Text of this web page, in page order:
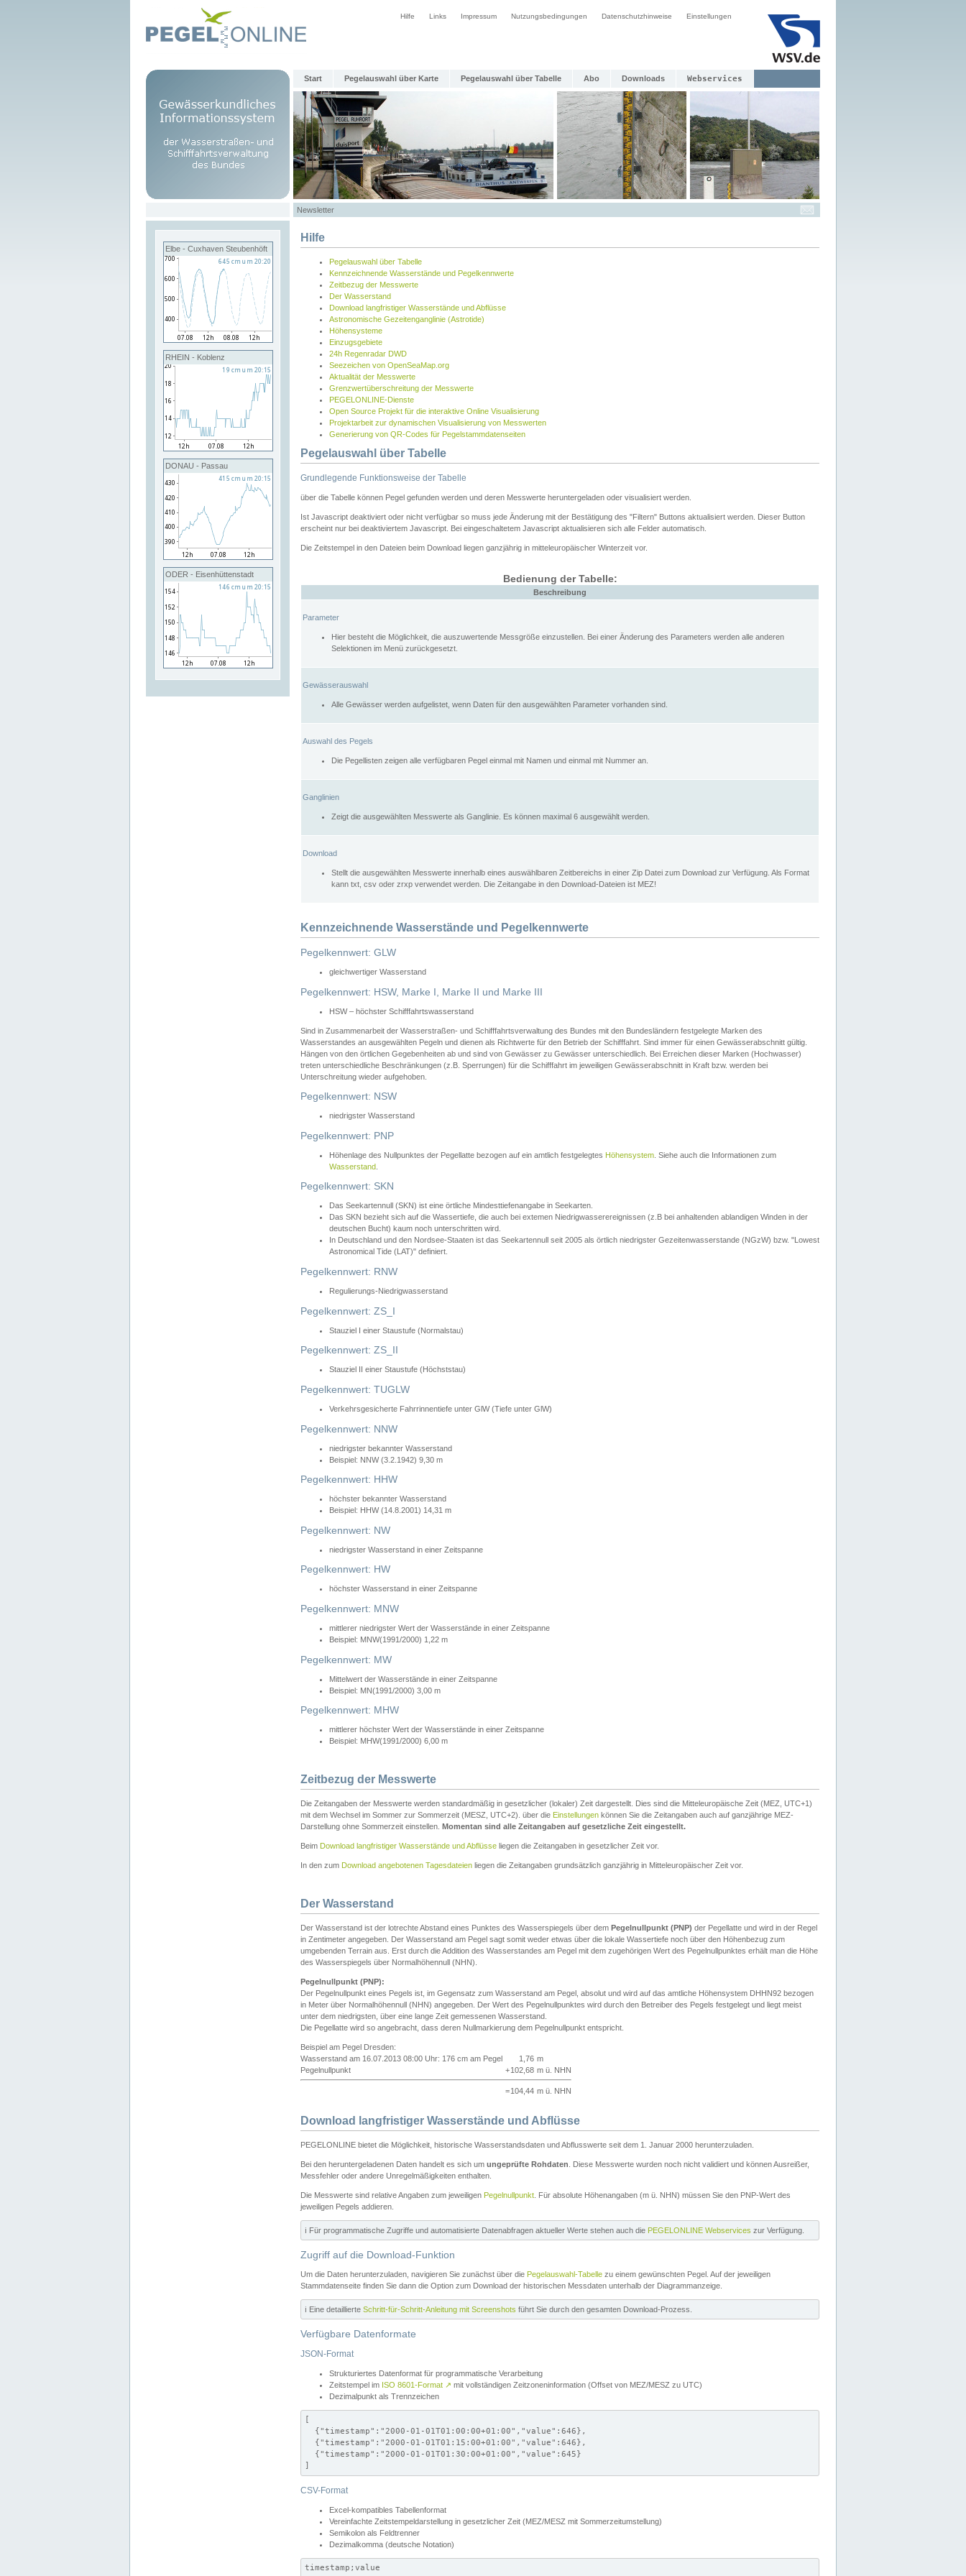
Hilfe Links Impressum Nutzungsbedingungen Datenschutzhinweise Einstellungen
Start Pegelauswahl über Karte Pegelauswahl über Tabelle Abo Downloads Webservices
Newsletter
Elbe - Cuxhaven Steubenhöft
RHEIN - Koblenz
DONAU - Passau
ODER - Eisenhüttenstadt
Hilfe
Pegelauswahl über Tabelle
Kennzeichnende Wasserstände und Pegelkennwerte
Zeitbezug der Messwerte
Der Wasserstand
Download langfristiger Wasserstände und Abflüsse
Astronomische Gezeitenganglinie (Astrotide)
Höhensysteme
Einzugsgebiete
24h Regenradar DWD
Seezeichen von OpenSeaMap.org
Aktualität der Messwerte
Grenzwertüberschreitung der Messwerte
PEGELONLINE-Dienste
Open Source Projekt für die interaktive Online Visualisierung
Projektarbeit zur dynamischen Visualisierung von Messwerten
Generierung von QR-Codes für Pegelstammdatenseiten
Pegelauswahl über Tabelle
Grundlegende Funktionsweise der Tabelle
über die Tabelle können Pegel gefunden werden und deren Messwerte heruntergeladen oder visualisiert werden.
Ist Javascript deaktiviert oder nicht verfügbar so muss jede Änderung mit der Bestätigung des "Filtern" Buttons aktualisiert werden. Dieser Button
erscheint nur bei deaktiviertem Javascript. Bei eingeschaltetem Javascript aktualisieren sich alle Felder automatisch.
Die Zeitstempel in den Dateien beim Download liegen ganzjährig in mitteleuropäischer Winterzeit vor.
Bedienung der Tabelle:
Beschreibung
Parameter
Hier besteht die Möglichkeit, die auszuwertende Messgröße einzustellen. Bei einer Änderung des Parameters werden alle anderen
Selektionen im Menü zurückgesetzt.
Gewässerauswahl
Alle Gewässer werden aufgelistet, wenn Daten für den ausgewählten Parameter vorhanden sind.
Auswahl des Pegels
Die Pegellisten zeigen alle verfügbaren Pegel einmal mit Namen und einmal mit Nummer an.
Ganglinien
Zeigt die ausgewählten Messwerte als Ganglinie. Es können maximal 6 ausgewählt werden.
Download
Stellt die ausgewählten Messwerte innerhalb eines auswählbaren Zeitbereichs in einer Zip Datei zum Download zur Verfügung. Als Format
kann txt, csv oder zrxp verwendet werden. Die Zeitangabe in den Download-Dateien ist MEZ!
Kennzeichnende Wasserstände und Pegelkennwerte
Pegelkennwert: GLW
gleichwertiger Wasserstand
Pegelkennwert: HSW, Marke I, Marke II und Marke III
HSW – höchster Schifffahrtswasserstand
Sind in Zusammenarbeit der Wasserstraßen- und Schifffahrtsverwaltung des Bundes mit den Bundesländern festgelegte Marken des
Wasserstandes an ausgewählten Pegeln und dienen als Richtwerte für den Betrieb der Schifffahrt. Sind immer für einen Gewässerabschnitt gültig.
Hängen von den örtlichen Gegebenheiten ab und sind von Gewässer zu Gewässer unterschiedlich. Bei Erreichen dieser Marken (Hochwasser)
treten unterschiedliche Beschränkungen (z.B. Sperrungen) für die Schifffahrt im jeweiligen Gewässerabschnitt in Kraft bzw. werden bei
Unterschreitung wieder aufgehoben.
Pegelkennwert: NSW
niedrigster Wasserstand
Pegelkennwert: PNP
Höhenlage des Nullpunktes der Pegellatte bezogen auf ein amtlich festgelegtes Höhensystem . Siehe auch die Informationen zum
Wasserstand
Pegelkennwert: SKN
Das Seekartennull (SKN) ist eine örtliche Mindesttiefenangabe in Seekarten.
Das SKN bezieht sich auf die Wassertiefe, die auch bei extemen Niedrigwasserereignissen (z.B bei anhaltenden ablandigen Winden in der
deutschen Bucht) kaum noch unterschritten wird.
In Deutschland und den Nordsee-Staaten ist das Seekartennull seit 2005 als örtlich niedrigster Gezeitenwasserstande (NGzW) bzw. "Lowest
Astronomical Tide (LAT)" definiert.
Pegelkennwert: RNW
Regulierungs-Niedrigwasserstand
Pegelkennwert: ZS_I
Stauziel I einer Staustufe (Normalstau)
Pegelkennwert: ZS_II
Stauziel II einer Staustufe (Höchststau)
Pegelkennwert: TUGLW
Verkehrsgesicherte Fahrrinnentiefe unter GlW (Tiefe unter GlW)
Pegelkennwert: NNW
niedrigster bekannter Wasserstand
Beispiel: NNW (3.2.1942) 9,30 m
Pegelkennwert: HHW
höchster bekannter Wasserstand
Beispiel: HHW (14.8.2001) 14,31 m
Pegelkennwert: NW
niedrigster Wasserstand in einer Zeitspanne
Pegelkennwert: HW
höchster Wasserstand in einer Zeitspanne
Pegelkennwert: MNW
mittlerer niedrigster Wert der Wasserstände in einer Zeitspanne
Beispiel: MNW(1991/2000) 1,22 m
Pegelkennwert: MW
Mittelwert der Wasserstände in einer Zeitspanne
Beispiel: MN(1991/2000) 3,00 m
Pegelkennwert: MHW
mittlerer höchster Wert der Wasserstände in einer Zeitspanne
Beispiel: MHW(1991/2000) 6,00 m
Zeitbezug der Messwerte
Die Zeitangaben der Messwerte werden standardmäßig in gesetzlicher (lokaler) Zeit dargestellt. Dies sind die Mitteleuropäische Zeit (MEZ, UTC+1)
mit dem Wechsel im Sommer zur Sommerzeit (MESZ, UTC+2). über die Einstellungen können Sie die Zeitangaben auch auf ganzjährige MEZ-
Darstellung ohne Sommerzeit einstellen. Momentan sind alle Zeitangaben auf gesetzliche Zeit eingestellt.
Beim Download langfristiger Wasserstände und Abflüsse liegen die Zeitangaben in gesetzlicher Zeit vor.
In den zum Download angebotenen Tagesdateien liegen die Zeitangaben grundsätzlich ganzjährig in Mitteleuropäischer Zeit vor.
Der Wasserstand
Der Wasserstand ist der lotrechte Abstand eines Punktes des Wasserspiegels über dem Pegelnullpunkt (PNP) der Pegellatte und wird in der Regel
in Zentimeter angegeben. Der Wasserstand am Pegel sagt somit weder etwas über die lokale Wassertiefe noch über den Höhenbezug zum
umgebenden Terrain aus. Erst durch die Addition des Wasserstandes am Pegel mit dem zugehörigen Wert des Pegelnullpunktes erhält man die Höhe
des Wasserspiegels über Normalhöhennull (NHN).
Pegelnullpunkt (PNP):
Der Pegelnullpunkt eines Pegels ist, im Gegensatz zum Wasserstand am Pegel, absolut und wird auf das amtliche Höhensystem DHHN92 bezogen
in Meter über Normalhöhennull (NHN) angegeben. Der Wert des Pegelnullpunktes wird durch den Betreiber des Pegels festgelegt und liegt meist
unter dem niedrigsten, über eine lange Zeit gemessenen Wasserstand.
Die Pegellatte wird so angebracht, dass deren Nullmarkierung dem Pegelnullpunkt entspricht.
Beispiel am Pegel Dresden:
Wasserstand am 16.07.2013 08:00 Uhr: 176 cm am Pegel
1,76 m
Pegelnullpunkt
+102,68 m ü. NHN
=104,44 m ü. NHN
Download langfristiger Wasserstände und Abflüsse
PEGELONLINE bietet die Möglichkeit, historische Wasserstandsdaten und Abflusswerte seit dem 1. Januar 2000 herunterzuladen.
Bei den heruntergeladenen Daten handelt es sich um ungeprüfte Rohdaten . Diese Messwerte wurden noch nicht validiert und können Ausreißer,
Messfehler oder andere Unregelmäßigkeiten enthalten.
Die Messwerte sind relative Angaben zum jeweiligen Pegelnullpunkt . Für absolute Höhenangaben (m ü. NHN) müssen Sie den PNP-Wert des
jeweiligen Pegels addieren.
ℹ️ Für programmatische Zugriffe und automatisierte Datenabfragen aktueller Werte stehen auch die PEGELONLINE Webservices zur Verfügung.
Zugriff auf die Download-Funktion
Um die Daten herunterzuladen, navigieren Sie zunächst über die Pegelauswahl-Tabelle zu einem gewünschten Pegel. Auf der jeweiligen
Stammdatenseite finden Sie dann die Option zum Download der historischen Messdaten unterhalb der Diagrammanzeige.
ℹ️ Eine detaillierte Schritt-für-Schritt-Anleitung mit Screenshots führt Sie durch den gesamten Download-Prozess.
Verfügbare Datenformate
JSON-Format
Strukturiertes Datenformat für programmatische Verarbeitung
Zeitstempel im ISO 8601-Format ↗ mit vollständigen Zeitzoneninformation (Offset von MEZ/MESZ zu UTC)
Dezimalpunkt als Trennzeichen
[
  {"timestamp":"2000-01-01T01:00:00+01:00","value":646},
  {"timestamp":"2000-01-01T01:15:00+01:00","value":646},
  {"timestamp":"2000-01-01T01:30:00+01:00","value":645}
]
CSV-Format
Excel-kompatibles Tabellenformat
Vereinfachte Zeitstempeldarstellung in gesetzlicher Zeit (MEZ/MESZ mit Sommerzeitumstellung)
Semikolon als Feldtrenner
Dezimalkomma (deutsche Notation)
timestamp;value